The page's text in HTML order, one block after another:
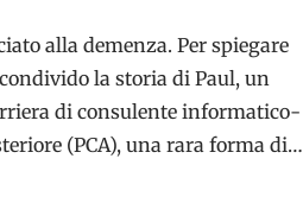
alla demenza. Per spiegare
la storia di Paul, un
di consulente informatico-
(PCA), una rara forma di…